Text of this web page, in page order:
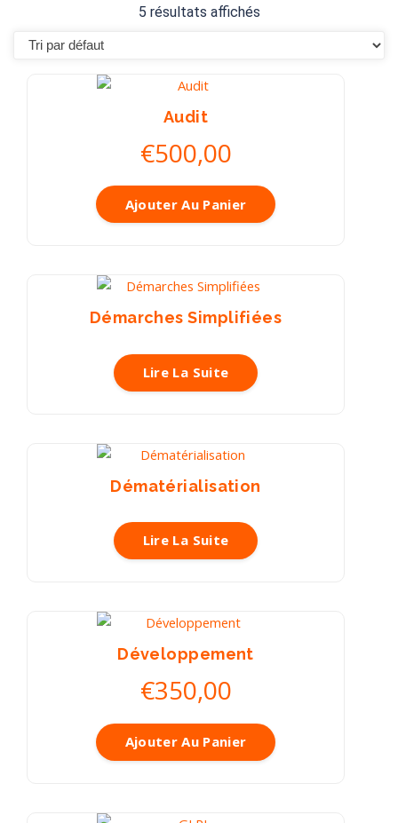
5 résultats affichés
Audit
€500,00
Ajouter Au Panier
Démarches Simplifiées
Lire La Suite
Dématérialisation
Lire La Suite
Développement
€350,00
Ajouter Au Panier